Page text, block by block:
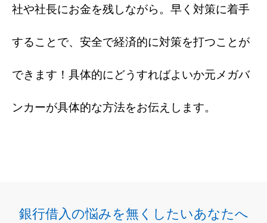
社や社長にお金を残しながら。早く対策に着手
することで、安全で経済的に対策を打つことが
できます！具体的にどうすればよいか元メガバ
ンカーが具体的な方法をお伝えします。
銀行借入の悩みを無くしたいあなたへ